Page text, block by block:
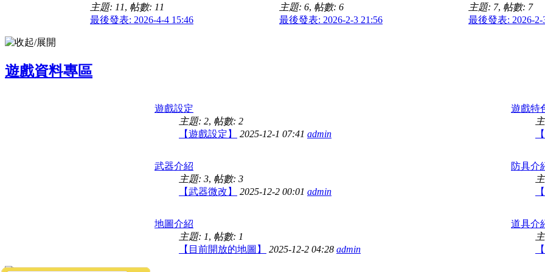
主題: 11, 帖數: 11
最後發表: 2026-4-4 15:46
主題: 6, 帖數: 6
最後發表: 2026-2-3 21:56
主題: 7, 帖數: 7
最後發表: 2026-2-
遊戲資料專區
遊戲設定
主題: 2, 帖數: 2
【遊戲設定】
2025-12-1 07:41 admin
遊戲特
武器介紹
主題: 3, 帖數: 3
【武器微改】
2025-12-2 00:01 admin
防具介
地圖介紹
主題: 1, 帖數: 1
【目前開放的地圖】
2025-12-2 04:28 admin
道具介